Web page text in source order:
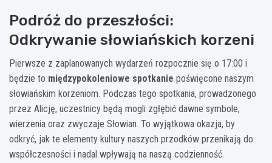
Podróż do przeszłości:
Odkrywanie słowiańskich korzeni
Pierwsze z zaplanowanych wydarzeń rozpocznie się o 17:00 i
będzie to międzypokoleniowe spotkanie poświęcone naszym
słowiańskim korzeniom. Podczas tego spotkania, prowadzonego
przez Alicję, uczestnicy będą mogli zgłębić dawne symbole,
wierzenia oraz zwyczaje Słowian. To wyjątkowa okazja, by
odkryć, jak te elementy kultury naszych przodków przenikają do
współczesności i nadal wpływają na naszą codzienność.